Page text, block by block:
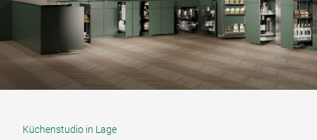
Küchenstudio in Lage